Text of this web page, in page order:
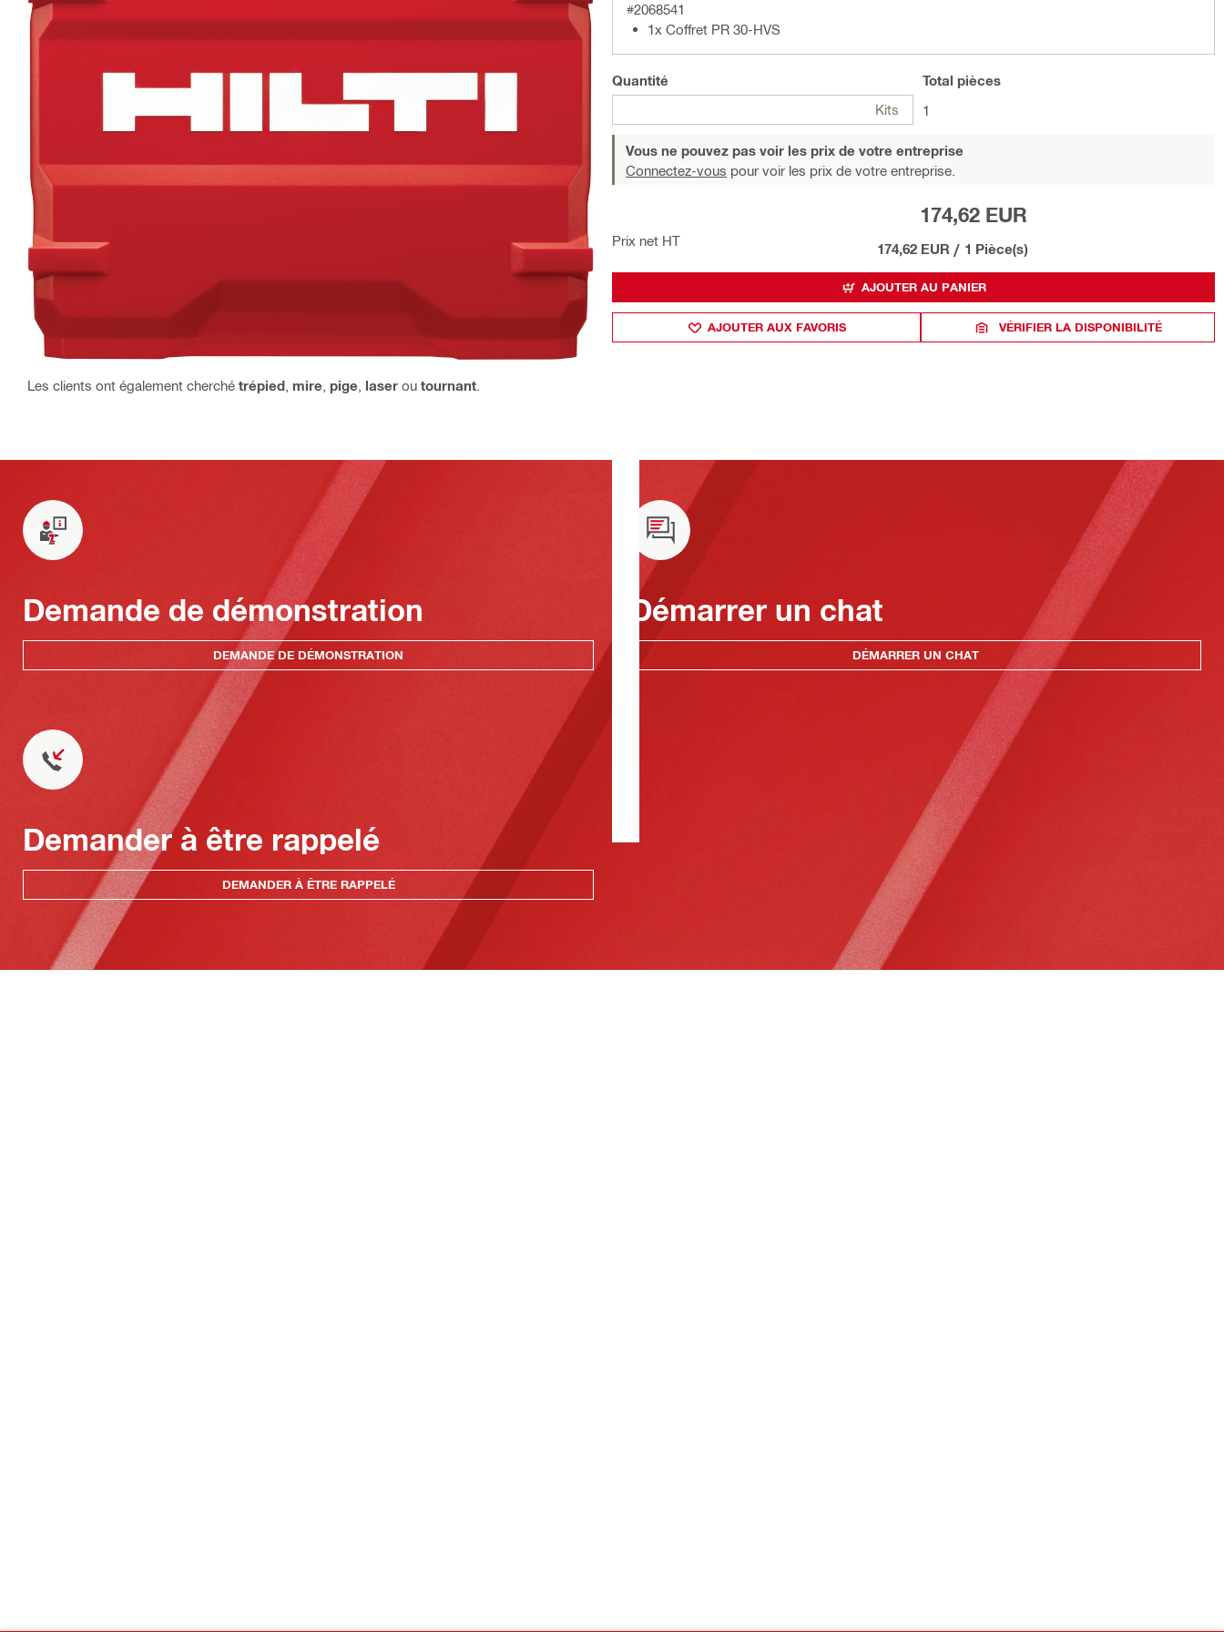
Les clients ont également cherché trépied mire pige laser ou tournant
#2068541
1x Coffret PR 30-HVS
Quantité
Kits
Total pièces
1
Vous ne pouvez pas voir les prix de votre entreprise
Connectez-vous pour voir les prix de votre entreprise.
Prix net HT
174,62 EUR
174,62 EUR / 1 Pièce(s)
AJOUTER AU PANIER
AJOUTER AUX FAVORIS VÉRIFIER LA DISPONIBILITÉ
Demande de démonstration
DEMANDE DE DÉMONSTRATION
Démarrer un chat
DÉMARRER UN CHAT
Demander à être rappelé
DEMANDER À ÊTRE RAPPELÉ